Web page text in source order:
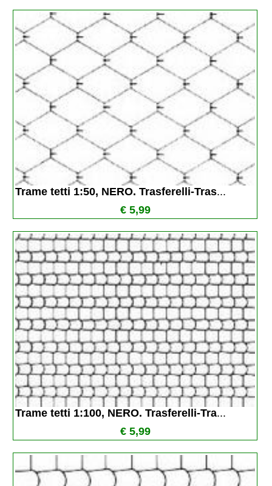
Trame tetti 1:50, NERO. Trasferelli-Tras...
€ 5,99
Trame tetti 1:100, NERO. Trasferelli-Tra...
€ 5,99